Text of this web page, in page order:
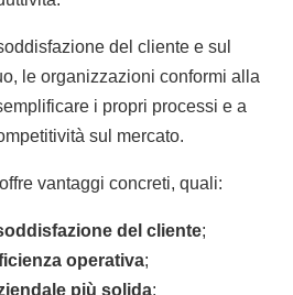
del cliente e sul
le organizzazioni conformi alla
i propri processi e a
sul mercato.
vantaggi concreti, quali:
del cliente;
operativa;
più solida;